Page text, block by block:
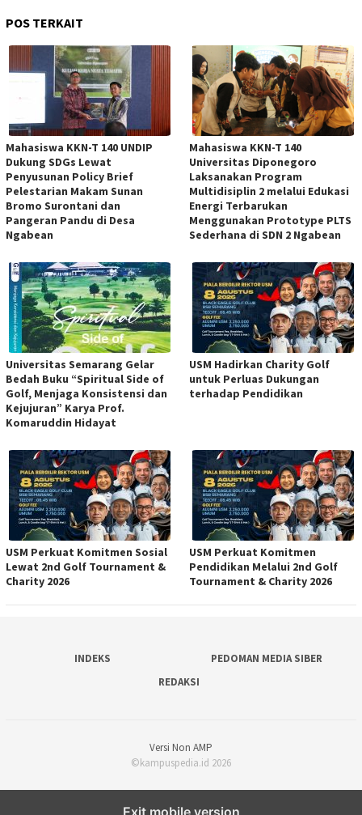
POS TERKAIT
Mahasiswa KKN-T 140 UNDIP
Dukung SDGs Lewat
Penyusunan Policy Brief
Pelestarian Makam Sunan
Bromo Surontani dan
Pangeran Pandu di Desa
Ngabean
Mahasiswa KKN-T 140
Universitas Diponegoro
Laksanakan Program
Multidisiplin 2 melalui Edukasi
Energi Terbarukan
Menggunakan Prototype PLTS
Sederhana di SDN 2 Ngabean
Universitas Semarang Gelar
Bedah Buku “Spiritual Side of
Golf, Menjaga Konsistensi dan
Kejujuran” Karya Prof.
Komaruddin Hidayat
USM Hadirkan Charity Golf
untuk Perluas Dukungan
terhadap Pendidikan
USM Perkuat Komitmen Sosial
Lewat 2nd Golf Tournament &
Charity 2026
USM Perkuat Komitmen
Pendidikan Melalui 2nd Golf
Tournament & Charity 2026
INDEKS
PEDOMAN MEDIA SIBER
REDAKSI
Versi Non AMP
©kampuspedia.id 2026
Exit mobile version